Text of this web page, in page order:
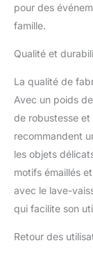
pour des
famille.
Qualité et
La qualité de
Avec un poids
de robustesse et
recommandent
les objets
motifs émaillés
avec le lave-
qui facilite son
Retour des